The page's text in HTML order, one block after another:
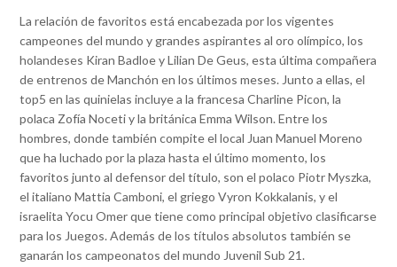
La relación de favoritos está encabezada por los vigentes
campeones del mundo y grandes aspirantes al oro olímpico, los
holandeses Kiran Badloe y Lilian De Geus, esta última compañera
de entrenos de Manchón en los últimos meses. Junto a ellas, el
top5 en las quinielas incluye a la francesa Charline Picon, la
polaca Zofía Noceti y la británica Emma Wilson. Entre los
hombres, donde también compite el local Juan Manuel Moreno
que ha luchado por la plaza hasta el último momento, los
favoritos junto al defensor del título, son el polaco Piotr Myszka,
el italiano Mattia Camboni, el griego Vyron Kokkalanis, y el
israelita Yocu Omer que tiene como principal objetivo clasificarse
para los Juegos. Además de los títulos absolutos también se
ganarán los campeonatos del mundo Juvenil Sub 21.